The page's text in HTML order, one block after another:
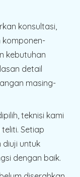
konsultasi,
komponen-
kebutuhan
detail
masing-
teknisi kami
Setiap
untuk
dengan baik.